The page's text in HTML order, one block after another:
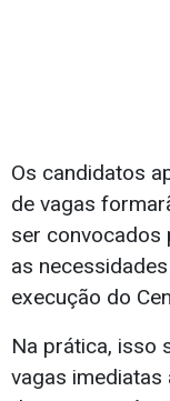
Os candidatos
de vagas
ser convocados
as
execução do
Na prática, isso
vagas